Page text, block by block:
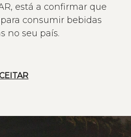
está a confirmar que
consumir bebidas
no seu país.